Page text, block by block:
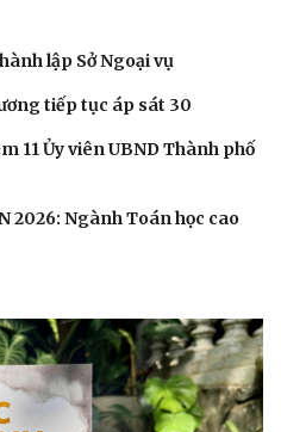
lập Sở Ngoại vụ
tiếp tục áp sát 30
11 Ủy viên UBND Thành phố
2026: Ngành Toán học cao